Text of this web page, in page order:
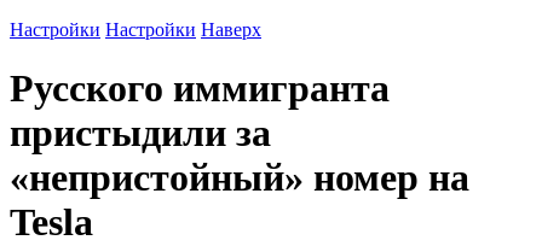
Настройки Настройки Наверх
Русского иммигранта
пристыдили за
«непристойный» номер на
Tesla